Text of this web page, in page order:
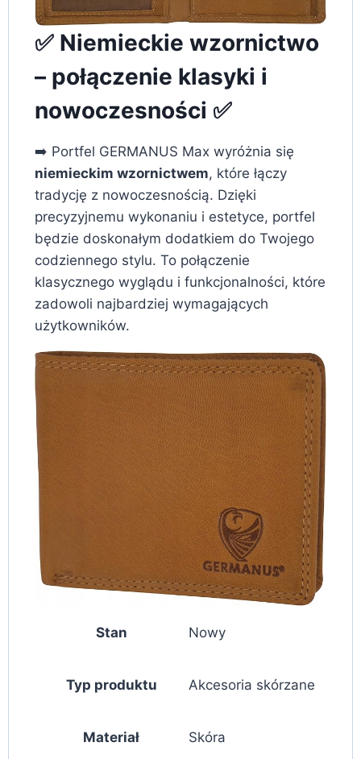
✅ Niemieckie wzornictwo
– połączenie klasyki i
nowoczesności ✅
➡️ Portfel GERMANUS Max wyróżnia się
niemieckim wzornictwem, które łączy
tradycję z nowoczesnością. Dzięki
precyzyjnemu wykonaniu i estetyce, portfel
będzie doskonałym dodatkiem do Twojego
codziennego stylu. To połączenie
klasycznego wyglądu i funkcjonalności, które
zadowoli najbardziej wymagających
użytkowników.
Stan Nowy
Typ produktu Akcesoria skórzane
Materiał Skóra